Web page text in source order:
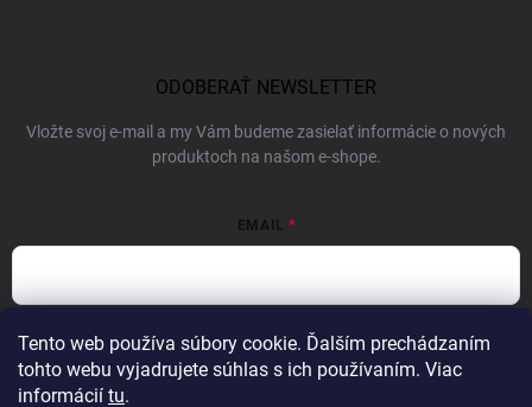
Tento web používa súbory cookie. Ďalším prechádzaním
tohto webu vyjadrujete súhlas s ich používaním. Viac
informácií tu.
ODOBERAŤ NEWSLETTER
Vložte svoj e-mail a my Vám budeme zasielať informácie o nových
produktoch na našom e-shope.
EMAIL
Vložením e-mailu súhlasíte spodmienkami ochrany osobných údajov